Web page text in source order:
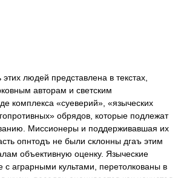
людей представлена в текстах,
авторам и светским
комплекса «суеверий», «языческих
обрядов, которые подлежат
Миссионеры и поддерживавшая их
опнтодъ не были склонны дгаъ этим
объективную оценку. Языческие
с аграрными культами, перетолкованы в